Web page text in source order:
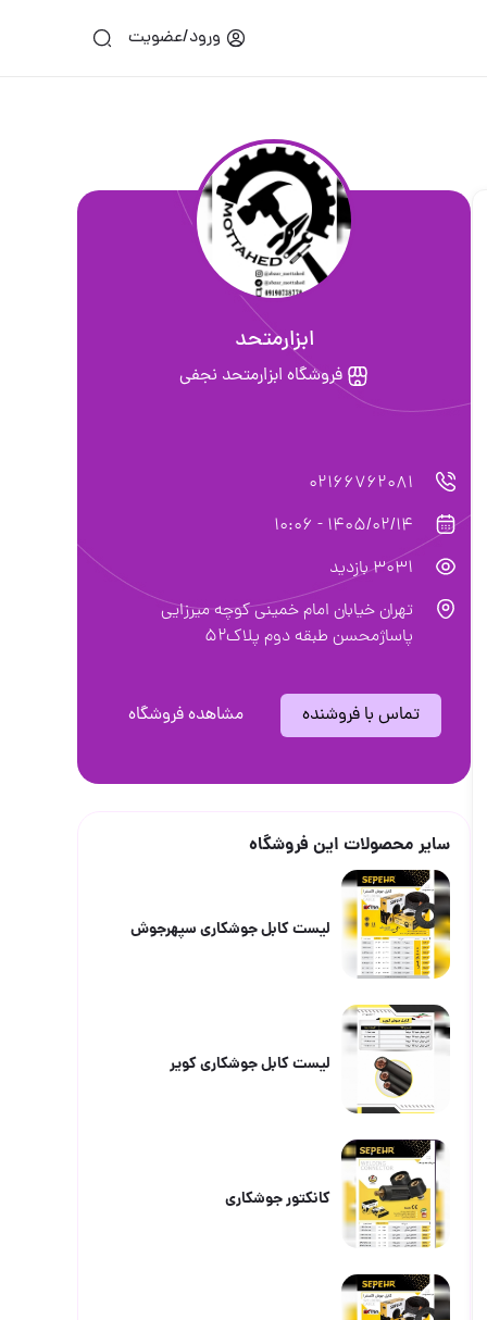
ورود/عضویت
ابزارمتحد
فروشگاه ابزارمتحد نجفی
02166762081
1405/02/14 - 10:06
3031 بازدید
تهران خیابان امام خمینی کوچه میرزایی
پاساژمحسن طبقه دوم پلاک۵۲
تماس با فروشنده مشاهده فروشگاه
سایر محصولات این فروشگاه
لیست کابل جوشکاری سپهرجوش
لیست کابل جوشکاری کویر
کانکتور جوشکاری